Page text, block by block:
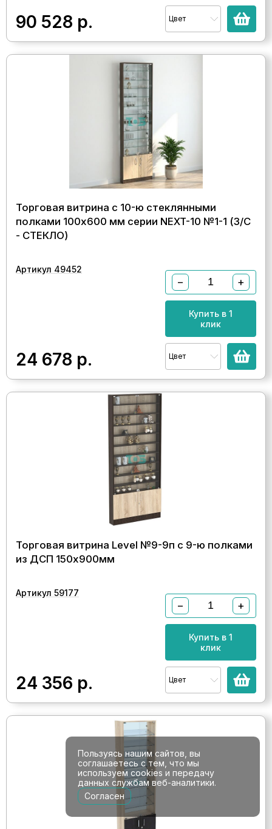
90 528 р. Цвет
Торговая витрина с 10-ю стеклянными
полками 100x600 мм серии NEXT-10 №1-1 (З/C
- СТЕКЛО)
Артикул 49452
24 678 р.
− +
Купить в 1
клик
Цвет
Торговая витрина Level №9-9п с 9-ю полками
из ДСП 150х900мм
Артикул 59177
24 356 р.
− +
Купить в 1
клик
Цвет
Пользуясь нашим сайтов, вы
соглашаетесь с тем, что мы
используем cookies и передачу
данных службам веб-аналитики.
Согласен